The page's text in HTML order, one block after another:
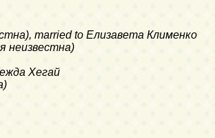
married to Елизавета Клименко
неизвестна)
Хегай